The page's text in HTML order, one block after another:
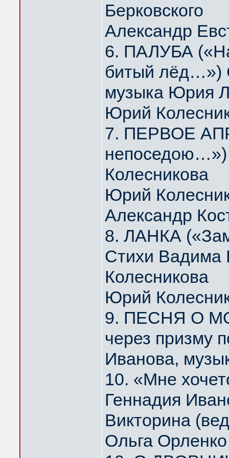
Берковского
Александр
6. ПАЛУБА
битый лёд…»)
музыка Юрия
Юрий
7. ПЕРВОЕ
Колесникова
Юрий
Александр
8. ЛАНКА
Стихи Вадима
Колесникова
Юрий
9. ПЕСНЯ О
через призму
Иванова,
10. «Мне
Геннадия
Викторина
Ольга Орленко